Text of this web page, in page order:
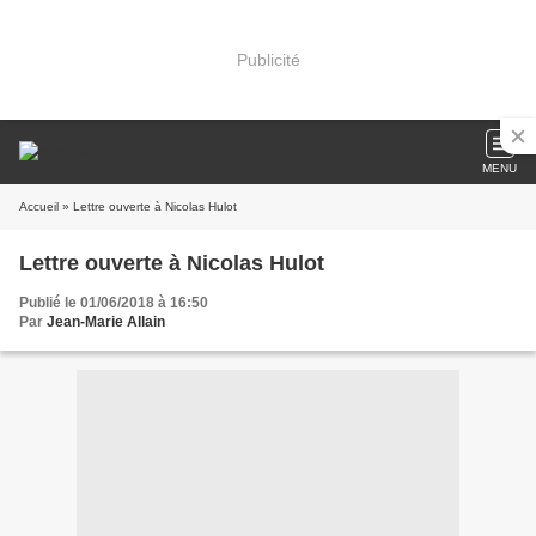
Publicité
MENU
Accueil » Lettre ouverte à Nicolas Hulot
Lettre ouverte à Nicolas Hulot
Publié le 01/06/2018 à 16:50
Par Jean-Marie Allain